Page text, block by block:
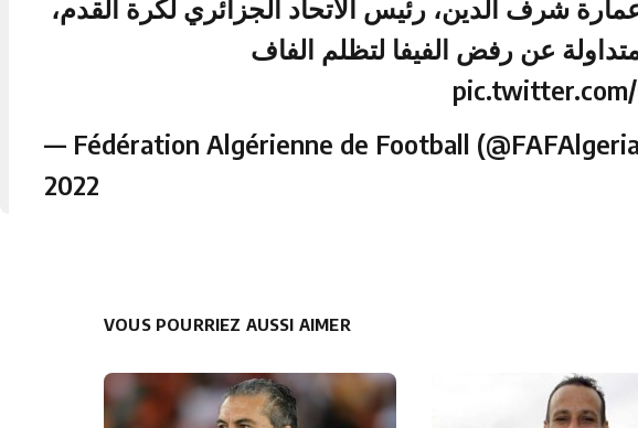
شرف الدين، رئيس الاتحاد الجزائري لكرة القدم،
عن رفض الفيفا لتظلم الفاف
pic.twitter.com/
— Fédération Algérienne de Football
2022
VOUS POURRIEZ AUSSI AIMER